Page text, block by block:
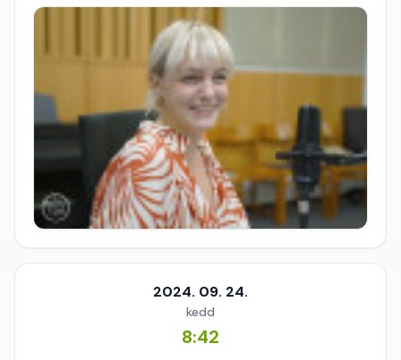
2024. 09. 24.
kedd
8:42